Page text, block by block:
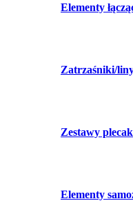
Elementy
Zatrzaśniki/
Zestawy
Elementy